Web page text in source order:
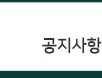
공지사항